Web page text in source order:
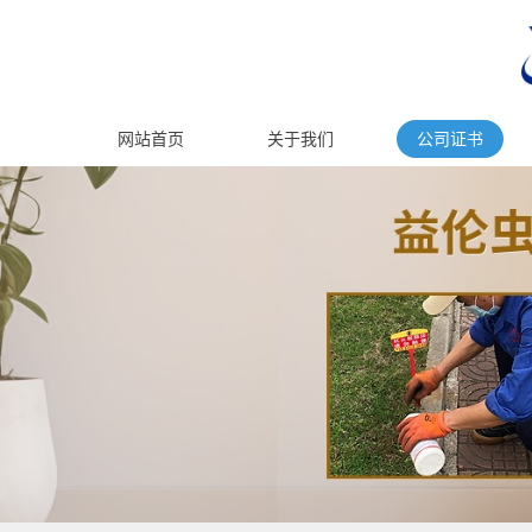
网站首页 关于我们 公司证书